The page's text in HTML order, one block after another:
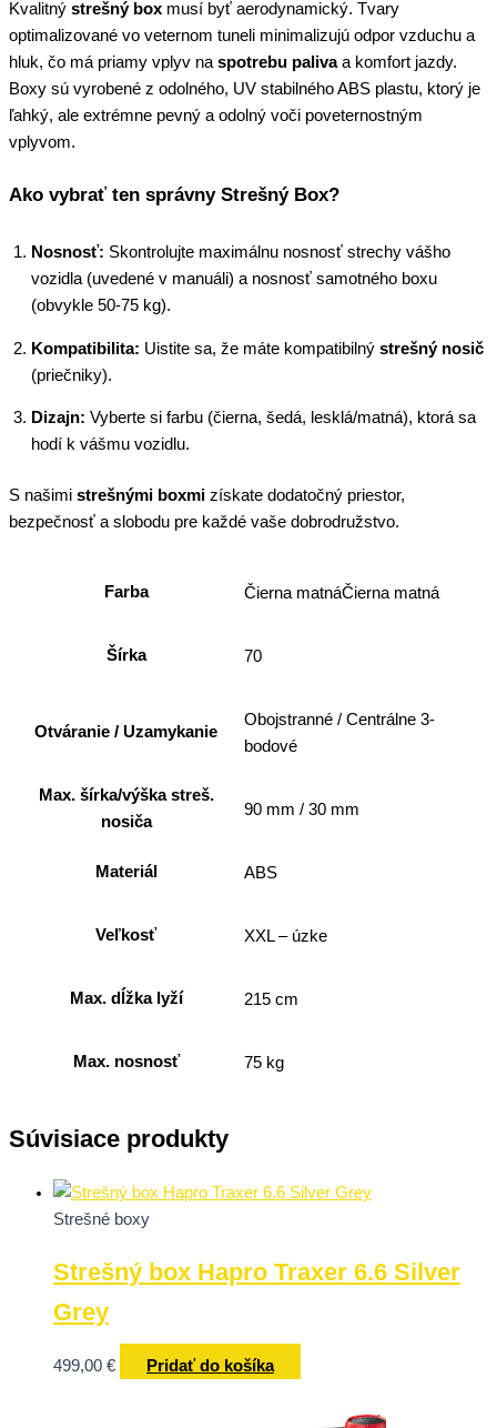
Kvalitný strešný box musí byť aerodynamický. Tvary
optimalizované vo veternom tuneli minimalizujú odpor vzduchu a
hluk, čo má priamy vplyv na spotrebu palivaa komfort jazdy.
Boxy sú vyrobené z odolného, UV stabilného ABS plastu, ktorý je
ľahký, ale extrémne pevný a odolný voči poveternostným
vplyvom.
Ako vybrať ten správny Strešný Box?
Nosnosť: Skontrolujte maximálnu nosnosť strechy vášho
vozidla (uvedené v manuáli) a nosnosť samotného boxu
(obvykle 50-75 kg).
Kompatibilita: Uistite sa, že máte kompatibilný strešný nosič
(priečniky).
Dizajn: Vyberte si farbu (čierna, šedá, lesklá/matná), ktorá sa
hodí k vášmu vozidlu.
S našimi strešnými boxmi získate dodatočný priestor,
bezpečnosť a slobodu pre každé vaše dobrodružstvo.
Farba Čierna matnáČierna matná
Šírka 70
Otváranie / Uzamykanie
Obojstranné / Centrálne 3-
bodové
Max. šírka/výška streš.
nosiča
90 mm / 30 mm
Materiál ABS
Veľkosť XXL – úzke
Max. dĺžka lyží 215 cm
Max. nosnosť 75 kg
Súvisiace produkty
Strešné boxy
Strešný box Hapro Traxer 6.6 Silver
Grey
499,00 € Pridať do košíka